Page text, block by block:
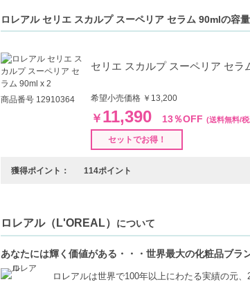
頭皮環境にアプローチ-ベタつき、ニオイ、汚れ、かゆみ、
柔軟な使用方法-濡れた髪にも乾いた頭皮にも使用でき、ライ
【こんな方へおすすめ】
頭皮の悩みを抱えている方
より健やかな髪を目指したい方
【JAN/UPC:3474637219833】
ロレアル セリエ スカルプ スーペリア セラム 90mlの容
商品番号 12910364
セリエ スカルプ スーペリア セラ
希望小売価格 ￥13,200
￥ 11,390 13％OFF (送料無料/
セットでお得！
獲得ポイント： 114ポイント
ロレアル（L'OREAL） について
あなたには輝く価値がある・・・世界最大の化粧品ブラ
ロレアルは世界で100年以上にわたる実績の元